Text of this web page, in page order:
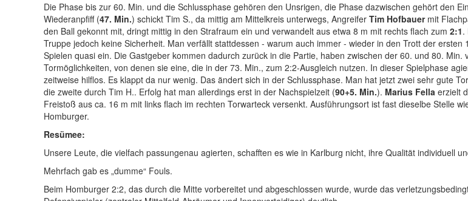
Die Phase bis zur 60. Min. und die Schlussphase gehören den Unsrigen, die Phase dazwischen gehört den
Wiederanpfiff (47. Min.) schickt Tim S., da mittig am Mittelkreis unterwegs, Angreifer Tim Hofbauermit
den Ball gekonnt mit, dringt mittig in den Strafraum ein und verwandelt aus etwa 8 m mit rechts flach zum 2:1.
Truppe jedoch keine Sicherheit. Man verfällt stattdessen - warum auch immer - wieder in den Trott der ersten
Spielen quasi ein. Die Gastgeber kommen dadurch zurück in die Partie, haben zwischen der 60. und 80. Min.
Tormöglichkeiten, von denen sie eine, die in der 73. Min., zum 2:2-Ausgleich nutzen. In dieser Spielphase
zeitweise hilflos. Es klappt da nur wenig. Das ändert sich in der Schlussphase. Man hat jetzt zwei sehr gute
die zweite durch Tim H.. Erfolg hat man allerdings erst in der Nachspielzeit (90+5. Min.). Marius Fella erzielt
Freistoß aus ca. 16 m mit links flach im rechten Torwarteck versenkt. Ausführungsort ist fast dieselbe Stelle
Homburger.
Resümee:
Unsere Leute, die vielfach passungenau agierten, schafften es wie in Karlburg nicht, ihre Qualität individuell
Mehrfach gab es „dumme“ Fouls.
Beim Homburger 2:2, das durch die Mitte vorbereitet und abgeschlossen wurde, wurde das